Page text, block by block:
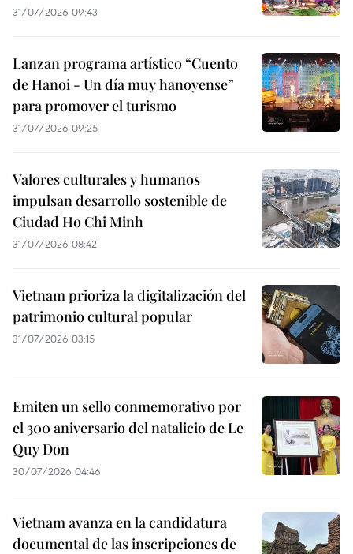
31/07/2026 09:43
Lanzan programa artístico “Cuento
de Hanoi - Un día muy hanoyense”
para promover el turismo
31/07/2026 09:25
Valores culturales y humanos
impulsan desarrollo sostenible de
Ciudad Ho Chi Minh
31/07/2026 08:42
Vietnam prioriza la digitalización del
patrimonio cultural popular
31/07/2026 03:15
Emiten un sello conmemorativo por
el 300 aniversario del natalicio de Le
Quy Don
30/07/2026 04:46
Vietnam avanza en la candidatura
documental de las inscripciones de